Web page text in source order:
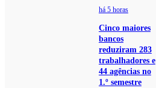
há 5 horas
Cinco maiores
bancos
reduziram 283
trabalhadores e
44 agências no
1.º semestre